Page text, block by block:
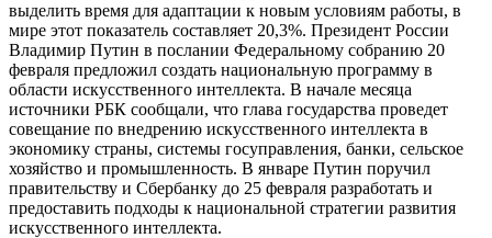
выделить время для адаптации к новым условиям работы, в
мире этот показатель составляет 20,3%. Президент России
Владимир Путин в послании Федеральному собранию 20
февраля предложил создать национальную программу в
области искусственного интеллекта. В начале месяца
источники РБК сообщали, что глава государства проведет
совещание по внедрению искусственного интеллекта в
экономику страны, системы госуправления, банки, сельское
хозяйство и промышленность. В январе Путин поручил
правительству и Сбербанку до 25 февраля разработать и
предоставить подходы к национальной стратегии развития
искусственного интеллекта.